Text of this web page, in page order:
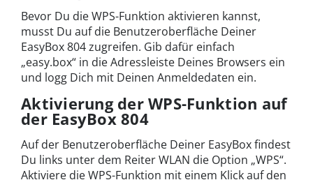
Bevor Du die WPS-Funktion aktivieren kannst,
musst Du auf die Benutzeroberfläche Deiner
EasyBox 804 zugreifen. Gib dafür einfach
„easy.box“ in die Adressleiste Deines Browsers ein
und logg Dich mit Deinen Anmeldedaten ein.
Aktivierung der WPS-Funktion auf
der EasyBox 804
Auf der Benutzeroberfläche Deiner EasyBox findest
Du links unter dem Reiter WLAN die Option „WPS“.
Aktiviere die WPS-Funktion mit einem Klick auf den